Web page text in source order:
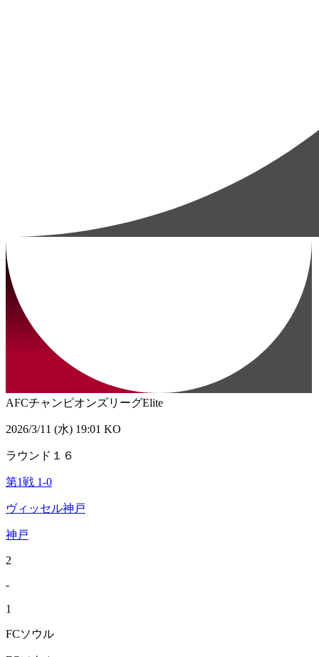
AFCチャンピオンズリーグElite
2026/3/11 (水) 19:01 KO
ラウンド１６
第1戦 1-0
ヴィッセル神戸
神戸
2
-
1
FCソウル